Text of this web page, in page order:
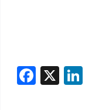
Facebook
X